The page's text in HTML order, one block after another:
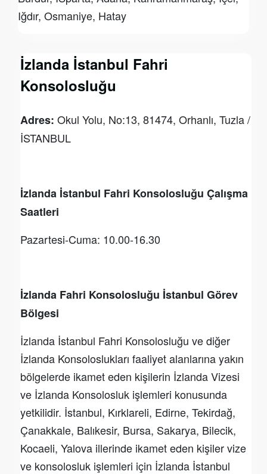
Iğdır, Osmaniye, Hatay
İzlanda İstanbul Fahri
Konsolosluğu
Adres: Okul Yolu, No:13, 81474, Orhanlı, Tuzla /
İSTANBUL
İzlanda İstanbul Fahri Konsolosluğu Çalışma
Saatleri
Pazartesi-Cuma: 10.00-16.30
İzlanda Fahri Konsolosluğu İstanbul Görev
Bölgesi
İzlanda İstanbul Fahri Konsolosluğu ve diğer
İzlanda Konsoloslukları faaliyet alanlarına yakın
bölgelerde ikamet eden kişilerin İzlanda Vizesi
ve İzlanda Konsolosluk işlemleri konusunda
yetkilidir. İstanbul, Kırklareli, Edirne, Tekirdağ,
Çanakkale, Balıkesir, Bursa, Sakarya, Bilecik,
Kocaeli, Yalova illerinde ikamet eden kişiler vize
ve konsolosluk işlemleri için İzlanda İstanbul